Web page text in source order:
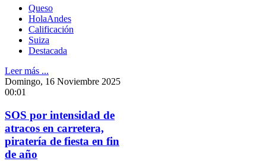
Queso
HolaAndes
Calificación
Suiza
Destacada
Leer más ...
Domingo, 16 Noviembre 2025
00:01
SOS por intensidad de
atracos en carretera,
piratería de fiesta en fin
de año